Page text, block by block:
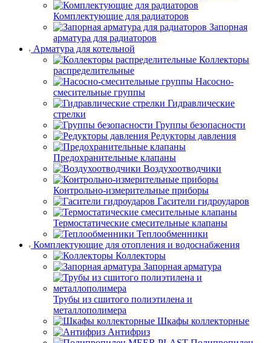
Комплектующие для радиаторов
Запорная
арматура для радиаторов
Арматура для котельной
Коллекторы
распределительные
Насосно-
смесительные группы
Гидравлические
стрелки
Группы безопасности
Редукторы давления
Предохранительные клапаны
Воздухоотводчики
Контрольно-измерительные приборы
Гасители гидроударов
Термостатические смесительные клапаны
Теплообменники
Комплектующие для отопления и водоснабжения
Коллекторы
Запорная арматура
Трубы из сшитого полиэтилена и
металлополимера
Шкафы коллекторные
Антифриз